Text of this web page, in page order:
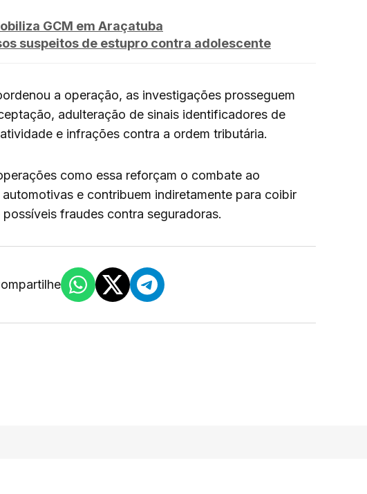
GCM em Araçatuba
suspeitos de estupro contra adolescente
a operação, as investigações prosseguem
adulteração de sinais identificadores de
e infrações contra a ordem tributária.
como essa reforçam o combate ao
e contribuem indiretamente para coibir
fraudes contra seguradoras.